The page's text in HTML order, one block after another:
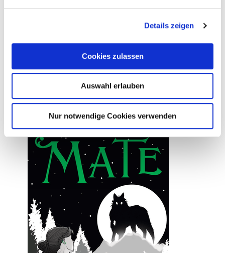
Details zeigen
Cookies zulassen
Auswahl erlauben
Nur notwendige Cookies verwenden
25. März 2026
Crescent City – Wenn die Schatten sich erheben